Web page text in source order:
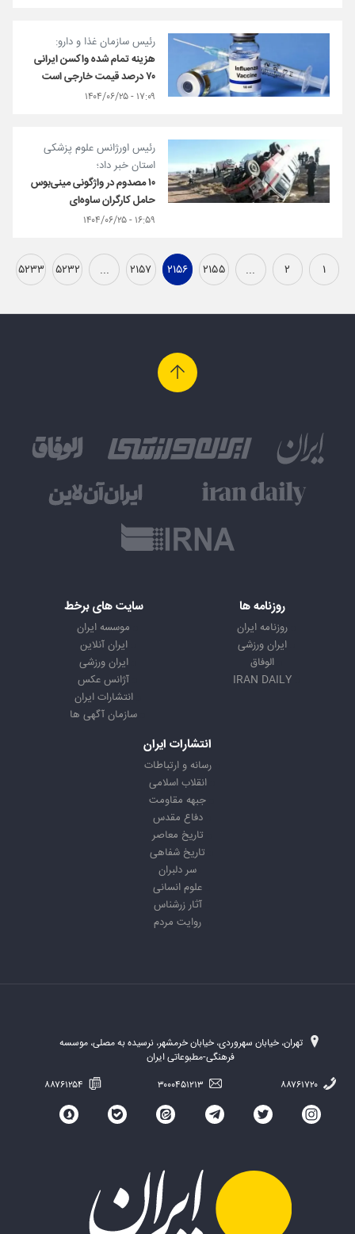
رئیس سازمان غذا و دارو:
هزینه تمام شده واکسن ایرانی
۷۰ درصد قیمت خارجی است
۱۷:۰۹ - ۱۴۰۴/۰۶/۲۵
رئیس اورژانس علوم پزشکی
استان خبر داد؛
۱۰ مصدوم در واژگونی مینی‌بوس
حامل کارگران ساوه‌ای
۱۶:۵۹ - ۱۴۰۴/۰۶/۲۵
۱ ۲ ... ۲۱۵۵ ۲۱۵۶ ۲۱۵۷ ... ۵۲۳۲ ۵۲۳۳
روزنامه ها
روزنامه ایران
ایران ورزشی
الوفاق
IRAN DAILY
سایت های برخط
موسسه ایران
ایران آنلاین
ایران ورزشی
آژانس عکس
انتشارات ایران
سازمان آگهی ها
انتشارات ایران
رسانه و ارتباطات
انقلاب اسلامی
جبهه مقاومت
دفاع مقدس
تاریخ معاصر
تاریخ شفاهی
سر دلبران
علوم انسانی
آثار زرشناس
روایت مردم
تهران، خیابان سهروردی، خیابان خرمشهر، نرسیده به مصلی، موسسه
فرهنگی-مطبوعاتی ایران